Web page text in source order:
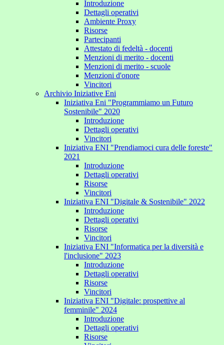
Introduzione
Dettagli operativi
Ambiente Proxy
Risorse
Partecipanti
Attestato di fedeltà - docenti
Menzioni di merito - docenti
Menzioni di merito - scuole
Menzioni d'onore
Vincitori
Archivio Iniziative Eni
Iniziativa Eni "Programmiamo un Futuro
Sostenibile" 2020
Introduzione
Dettagli operativi
Vincitori
Iniziativa ENI "Prendiamoci cura delle foreste"
2021
Introduzione
Dettagli operativi
Risorse
Vincitori
Iniziativa ENI "Digitale & Sostenibile" 2022
Introduzione
Dettagli operativi
Risorse
Vincitori
Iniziativa ENI "Informatica per la diversità e
l'inclusione" 2023
Introduzione
Dettagli operativi
Risorse
Vincitori
Iniziativa ENI "Digitale: prospettive al
femminile" 2024
Introduzione
Dettagli operativi
Risorse